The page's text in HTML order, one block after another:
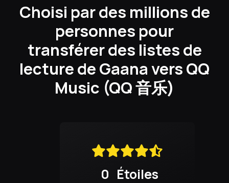
Choisi par des millions de
personnes pour
transférer des listes de
lecture de Gaana vers QQ
Music (QQ 音乐)
0 Étoiles